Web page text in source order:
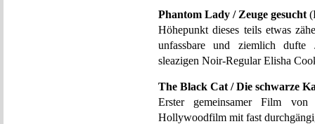
Phantom Lady / Zeuge gesucht
Höhepunkt dieses teils etwas
unfassbare und ziemlich dufte
sleazigen Noir-Regular Elisha
The Black Cat / Die schwarze
Erster gemeinsamer Film
Hollywoodfilm mit fast